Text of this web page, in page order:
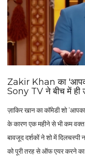
Zakir Khan का 'आपका
Sony TV ने बीच में ही
ज़ाकिर खान का कॉमेडी शो
के कारण एक महीने से भी कम वक्त
बावजूद दर्शकों ने शो में
को पूरी तरह से ऑफ एयर करने